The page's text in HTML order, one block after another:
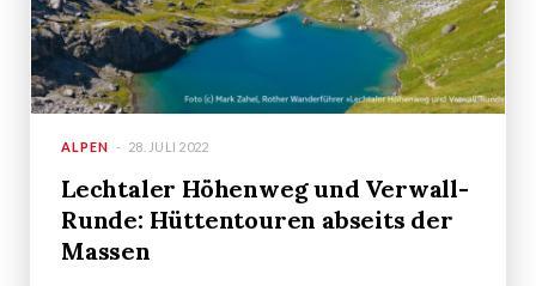
ALPEN 28. JULI 2022
Lechtaler Höhenweg und Verwall-
Runde: Hüttentouren abseits der
Massen